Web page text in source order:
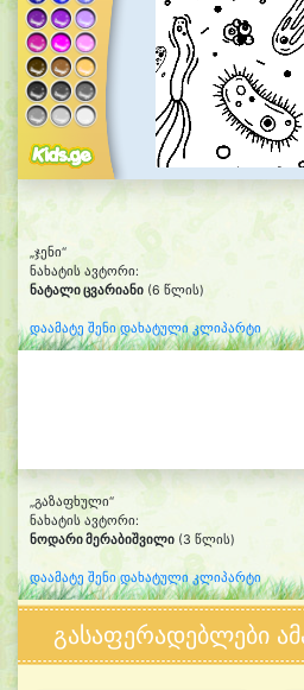
„ჯენი“
ნახატის ავტორი:
ნატალი ცვარიანი (6 წლის)
დაამატე შენი დახატული კლიპარტი
„გაზაფხული“
ნახატის ავტორი:
ნოდარი მერაბიშვილი (3 წლის)
დაამატე შენი დახატული კლიპარტი
გასაფერადებლები